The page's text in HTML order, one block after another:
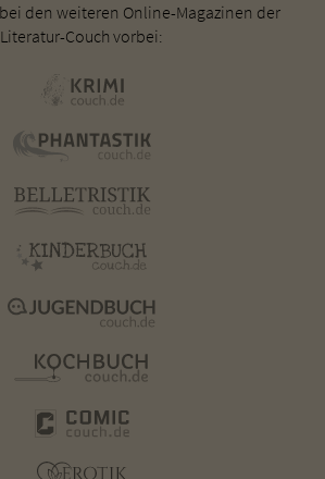
den weiteren Online-Magazinen der
Literatur-Couch vorbei: